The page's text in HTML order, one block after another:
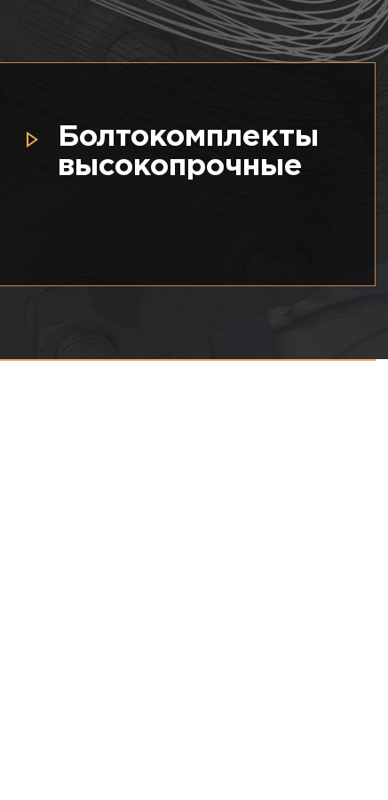
Болтокомплекты
высокопрочные